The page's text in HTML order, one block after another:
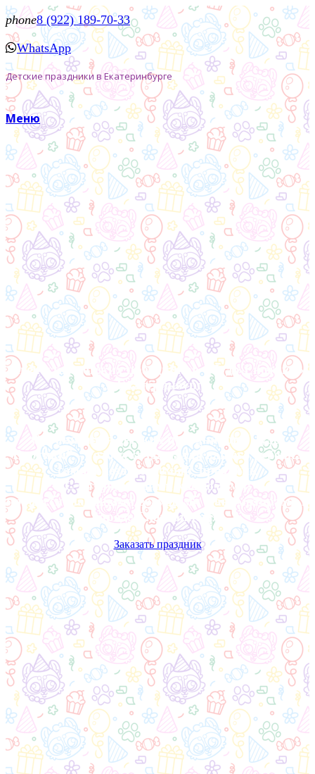
phone8 (922) 189-70-33
WhatsApp
Детские праздники в Екатеринбурге
Меню
Агентство детских праздников «Чудо-Енотики»
в Екатеринбурге
Организация детских праздников “Чудо-
Енотики” – готова создать для вашего ребенка
самый незабываемый праздник
С потрясающими костюмами;
профессиональными ведущими – аниматорами в
городе Екатеринбург
Заказать праздник